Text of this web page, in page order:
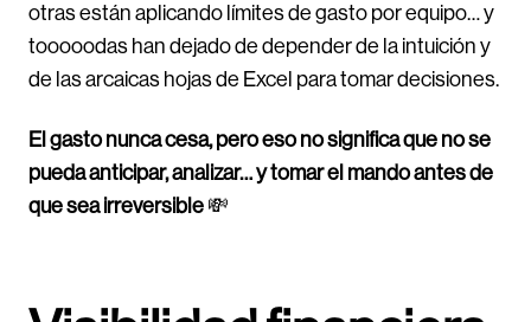
otras están aplicando límites de gasto por equipo… y
tooooodas han dejado de depender de la intuición y
de las arcaicas hojas de Excel para tomar decisiones.
El gasto nunca cesa, pero eso no significa que no se
pueda anticipar, analizar… y tomar el mando antes de
que sea irreversible 💸